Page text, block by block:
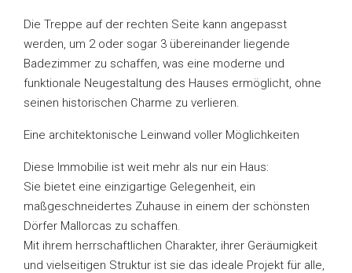
Die Treppe auf der rechten Seite kann angepasst
werden, um 2 oder sogar 3 übereinander liegende
Badezimmer zu schaffen, was eine moderne und
funktionale Neugestaltung des Hauses ermöglicht, ohne
seinen historischen Charme zu verlieren.
Eine architektonische Leinwand voller Möglichkeiten
Diese Immobilie ist weit mehr als nur ein Haus:
Sie bietet eine einzigartige Gelegenheit, ein
maßgeschneidertes Zuhause in einem der schönsten
Dörfer Mallorcas zu schaffen.
Mit ihrem herrschaftlichen Charakter, ihrer Geräumigkeit
und vielseitigen Struktur ist sie das ideale Projekt für alle,